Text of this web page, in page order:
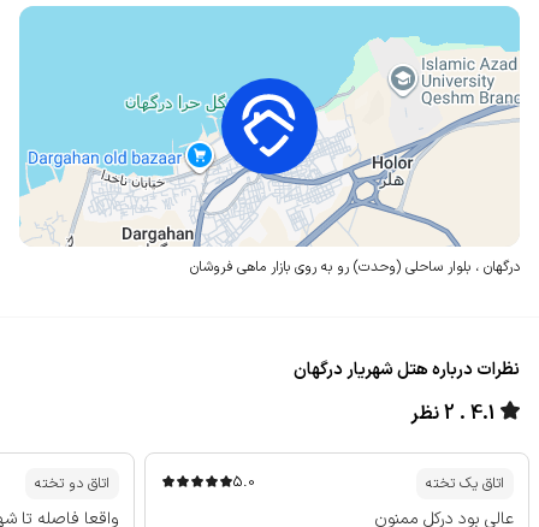
درگهان ، بلوار ساحلی (وحدت) رو به روی بازار ماهی فروشان
نظرات درباره هتل شهریار درگهان
4.1 2 نظر
اتاق یک تخته 5.0
عالی بود درکل ممنون
اتاق دو تخته
واقعا فاصله تا